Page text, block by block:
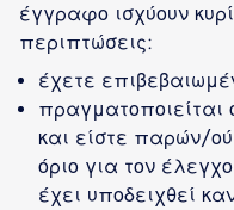
έγγραφο ισχύουν
έχετε
πραγματοποιείται
και είστε παρών/
όριο για τον
έχει υποδειχθεί